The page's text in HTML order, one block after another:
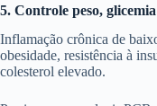
5. Controle peso,
Inflamação crônica de
obesidade, resistência à
colesterol elevado.